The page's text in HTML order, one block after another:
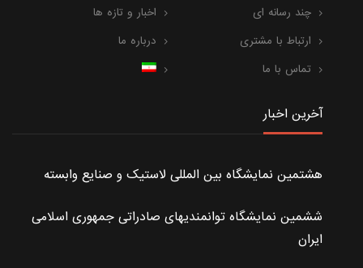
چند رسانه ای
اخبار و تازه ها
ارتباط با مشتری
درباره ما
تماس با ما
آخرین اخبار
هشتمین نمایشگاه بین المللی لاستیک و صنایع وابسته
ششمین نمایشگاه توانمندیهای صادراتی جمهوری اسلامی
ایران